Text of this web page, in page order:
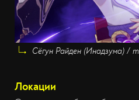
Сёгун Райден (Инадзума) /
Локации